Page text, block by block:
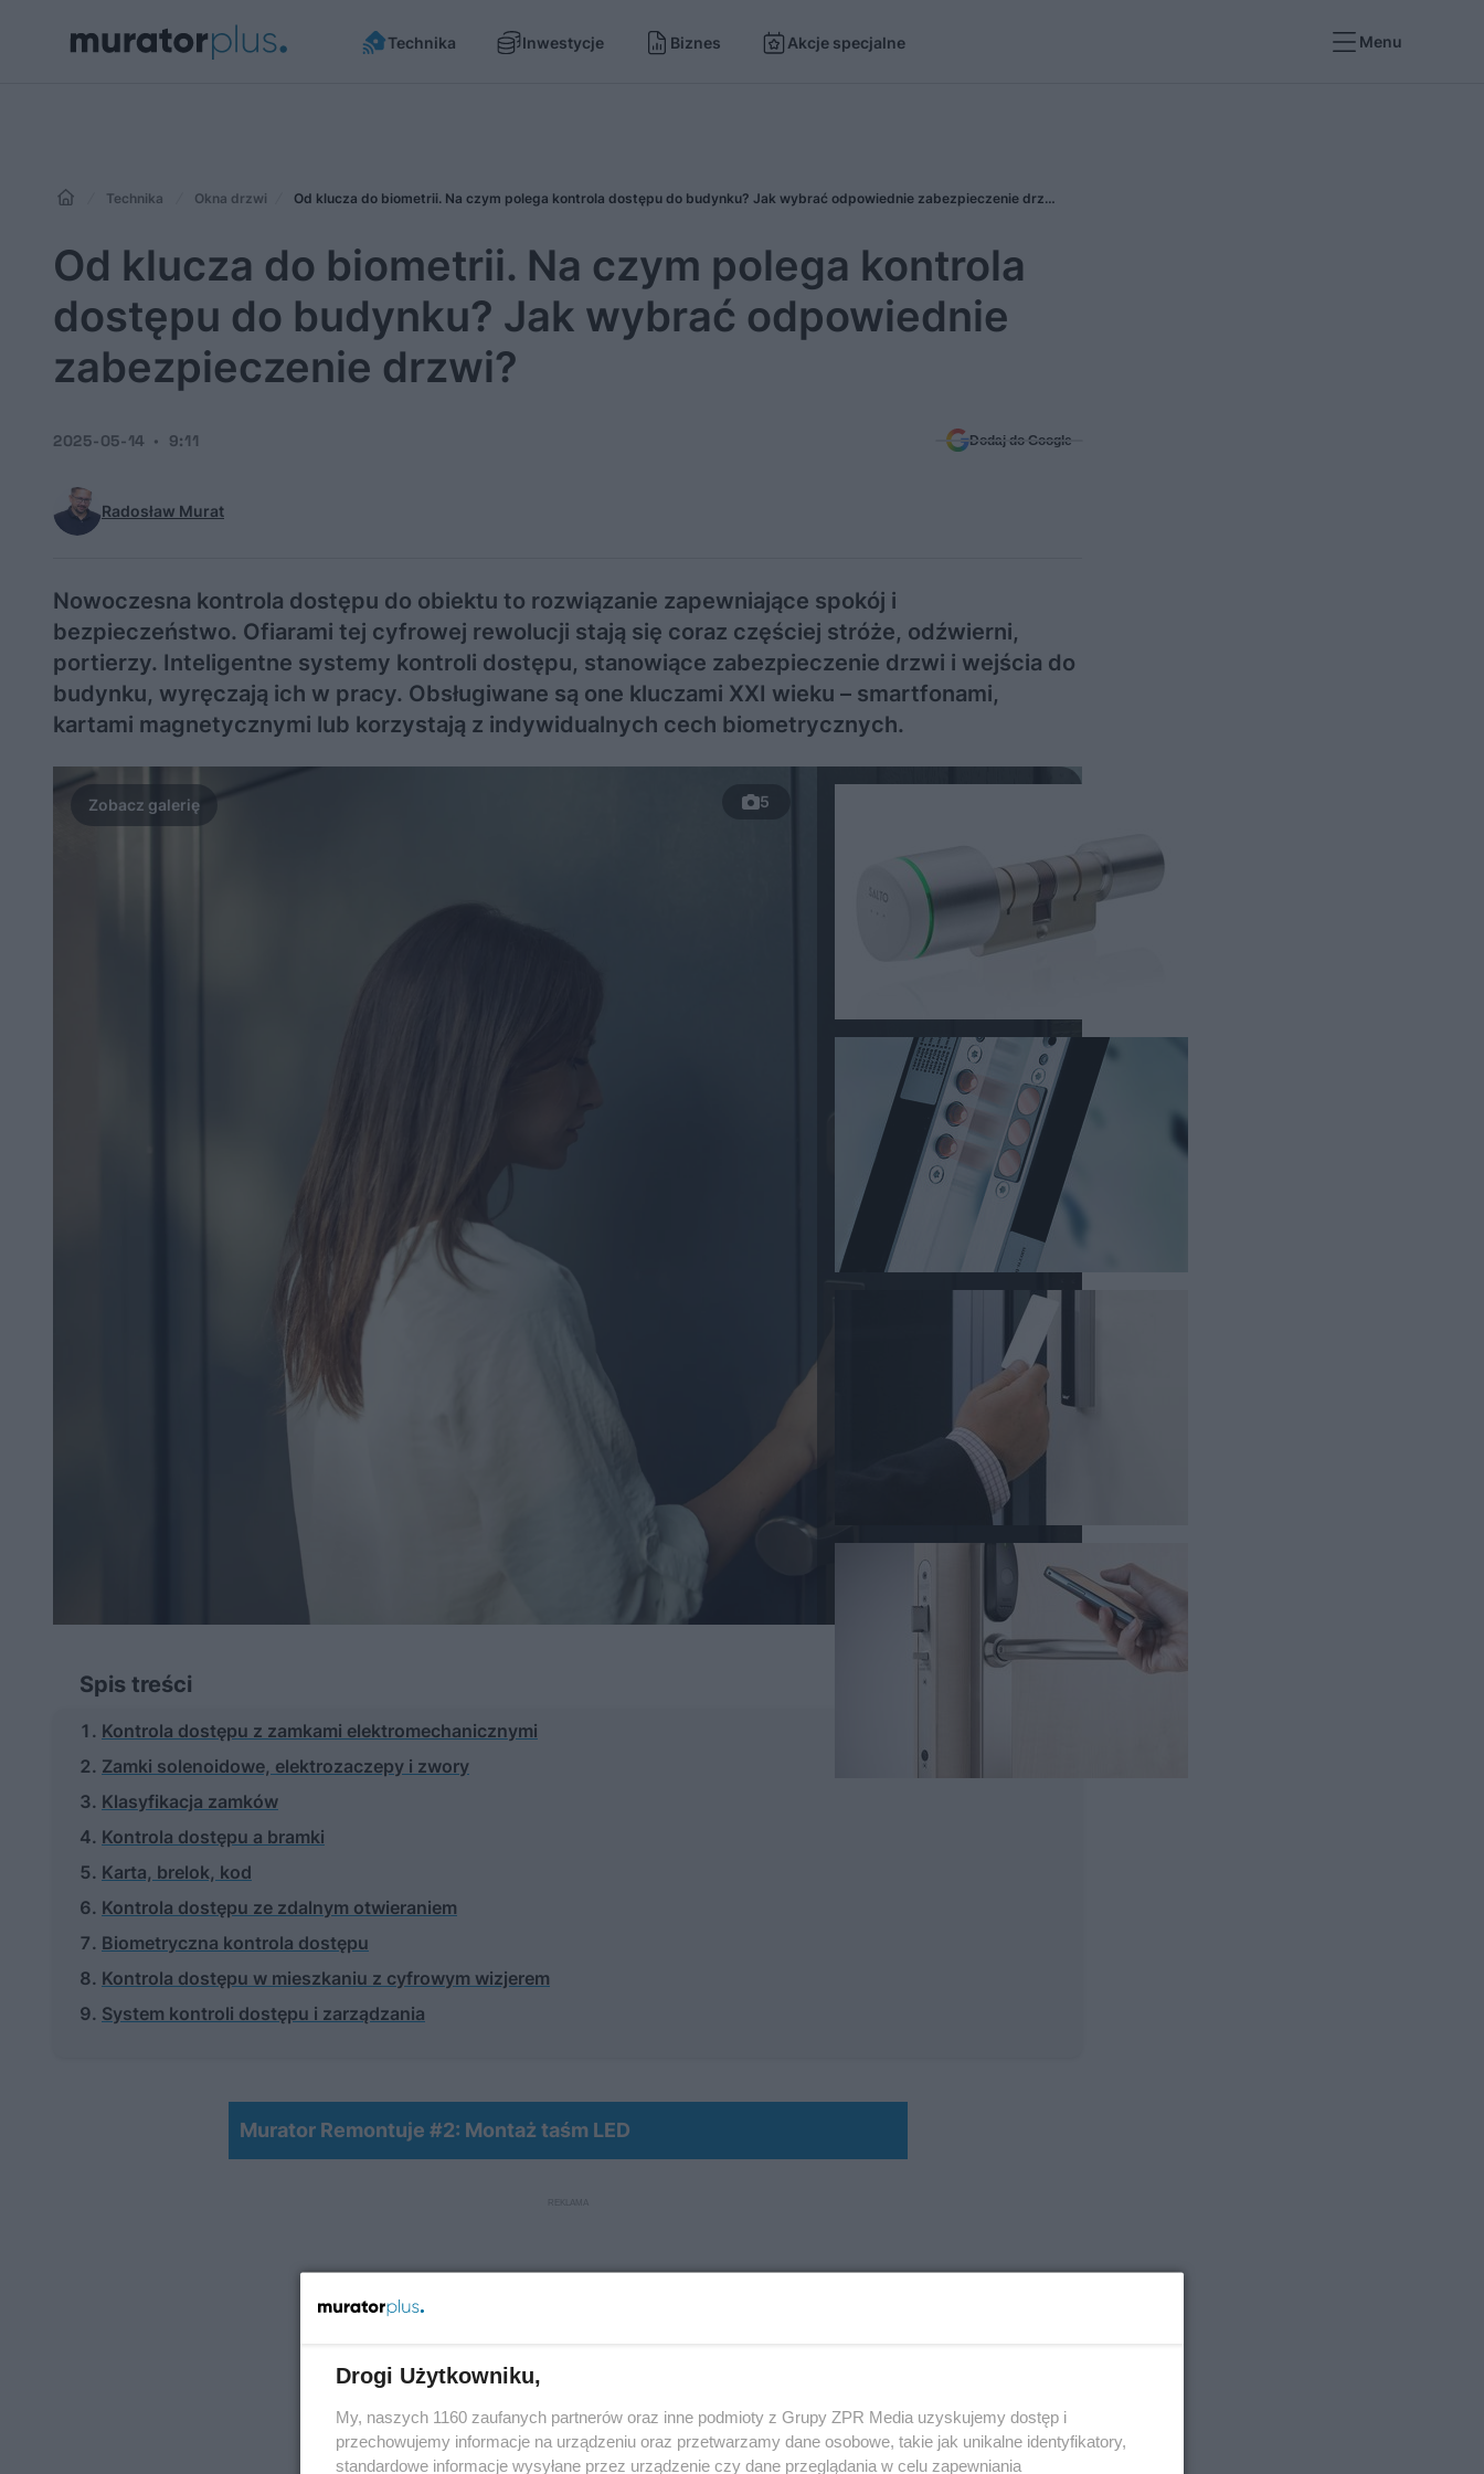
Technika Inwestycje Biznes Akcje specjalne Menu
Technika Okna drzwi Od klucza do biometrii. Na czym polega kontrola dostępu do budynku? Jak wybrać odpowiednie zabezpieczenie drzwi?
Od klucza do biometrii. Na czym polega kontrola
dostępu do budynku? Jak wybrać odpowiednie
zabezpieczenie drzwi?
Radosław Murat
2025-05-14 9:11 Dodaj do Google
Nowoczesna kontrola dostępu do obiektu to rozwiązanie zapewniające spokój i
bezpieczeństwo. Ofiarami tej cyfrowej rewolucji stają się coraz częściej stróże, odźwierni,
portierzy. Inteligentne systemy kontroli dostępu, stanowiące zabezpieczenie drzwi i wejścia do
budynku, wyręczają ich w pracy. Obsługiwane są one kluczami XXI wieku – smartfonami,
kartami magnetycznymi lub korzystają z indywidualnych cech biometrycznych.
5
Spis treści
Kontrola dostępu z zamkami elektromechanicznymi
Zamki solenoidowe, elektrozaczepy i zwory
Klasyfikacja zamków
Kontrola dostępu a bramki
Karta, brelok, kod
Kontrola dostępu ze zdalnym otwieraniem
Biometryczna kontrola dostępu
Kontrola dostępu w mieszkaniu z cyfrowym wizjerem
System kontroli dostępu i zarządzania
Murator Remontuje #2: Montaż taśm LED
Drogi Użytkowniku,
My, naszych 1160 zaufanych partnerów oraz inne podmioty z Grupy ZPR Media uzyskujemy dostęp i
przechowujemy informacje na urządzeniu oraz przetwarzamy dane osobowe, takie jak unikalne identyfikatory,
standardowe informacje wysyłane przez urządzenie czy dane przeglądania w celu zapewniania